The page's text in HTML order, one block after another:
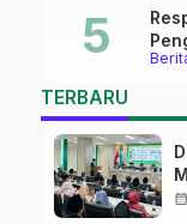
TERBARU
calendar_month